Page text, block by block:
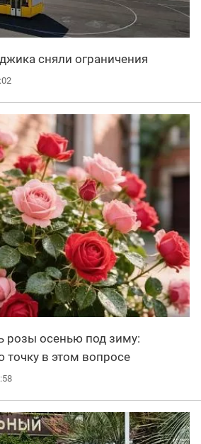
сняли ограничения
розы осенью под зиму:
в этом вопросе